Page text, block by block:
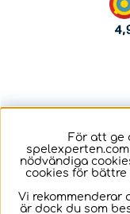
För att ge
nödvändiga
cookies för
Vi rekommenderar
är dock du som